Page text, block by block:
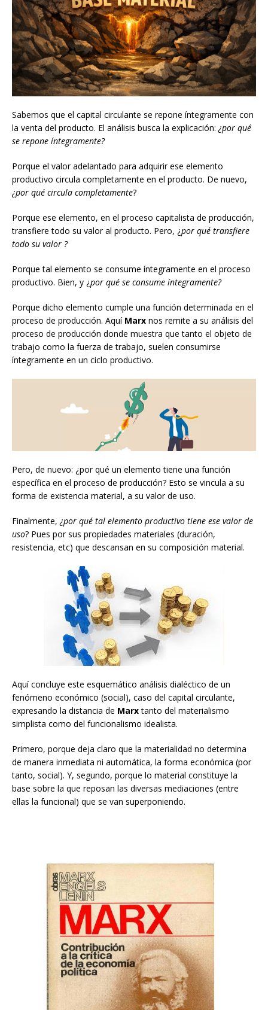
Sabemos que el capital circulante se repone íntegramente con
la venta del producto. El análisis busca la explicación: ¿por qué
se repone íntegramente?
Porque el valor adelantado para adquirir ese elemento
productivo circula completamente en el producto. De nuevo,
¿por qué circula completamente?
Porque ese elemento, en el proceso capitalista de producción,
transfiere todo su valor al producto. Pero, ¿por qué transfiere
todo su valor ?
Porque tal elemento se consume íntegramente en el proceso
productivo. Bien, y ¿por qué se consume íntegramente?
Porque dicho elemento cumple una función determinada en el
proceso de producción. Aquí Marx nos remite a su análisis del
proceso de producción donde muestra que tanto el objeto de
trabajo como la fuerza de trabajo, suelen consumirse
íntegramente en un ciclo productivo.
Pero, de nuevo: ¿por qué un elemento tiene una función
específica en el proceso de producción? Esto se vincula a su
forma de existencia material, a su valor de uso.
Finalmente, ¿por qué tal elemento productivo tiene ese valor de
uso? Pues por sus propiedades materiales (duración,
resistencia, etc) que descansan en su composición material.
Aquí concluye este esquemático análisis dialéctico de un
fenómeno económico (social), caso del capital circulante,
expresando la distancia de Marxtanto del materialismo
simplista como del funcionalismo idealista.
Primero, porque deja claro que la materialidad no determina
de manera inmediata ni automática, la forma económica (por
tanto, social). Y, segundo, porque lo material constituye la
base sobre la que reposan las diversas mediaciones (entre
ellas la funcional) que se van superponiendo.